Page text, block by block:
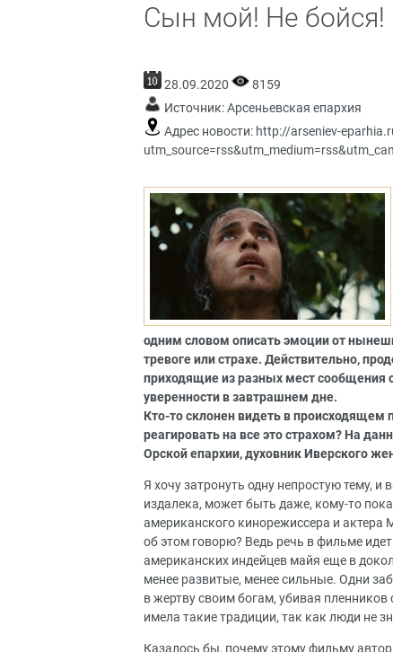
Сын мой! Не бойся!
28.09.2020
8159
Источник:Арсеньевская епархия
Адрес новости: http://arseniev-
одним словом описать эмоции от
тревоге или страхе. Действительно,
приходящие из разных мест сообщения
уверенности в завтрашнем дне.
Кто-то склонен видеть в происходящем
реагировать на все это страхом? На
Орской епархии, духовник Иверского
Я хочу затронуть одну непростую тему,
издалека, может быть даже, кому-то
американского кинорежиссера и актера
об этом говорю? Ведь речь в фильме
американских индейцев майя еще в
менее развитые, менее сильные. Одни
в жертву своим богам, убивая
имела такие традиции, так как люди не